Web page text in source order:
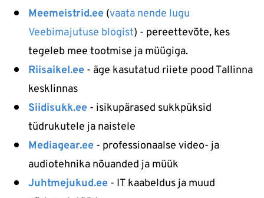
Meemeistrid.ee (vaata nende lugu
Veebimajutuse blogist) - pereettevõte, kes
tegeleb mee tootmise ja müügiga.
Riisaikel.ee - äge kasutatud riiete pood Tallinna
kesklinnas
Siidisukk.ee - isikupärased sukkpüksid
tüdrukutele ja naistele
Mediagear.ee - professionaalse video- ja
audiotehnika nõuanded ja müük
Juhtmejukud.ee - IT kaabeldus ja muud